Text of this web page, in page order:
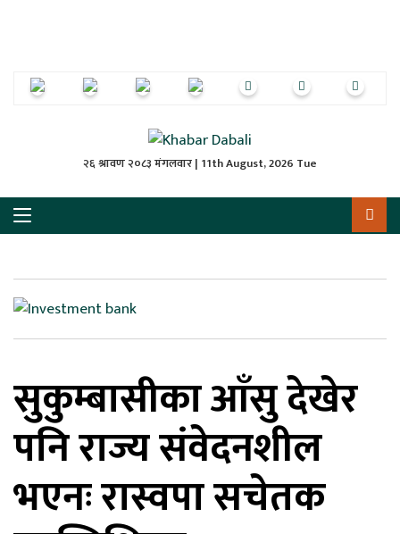
२६ श्रावण २०८३ मंगलवार | 11th August, 2026 Tue
सुकुम्बासीका आँसु देखेर
पनि राज्य संवेदनशील
भएनः रास्वपा सचेतक